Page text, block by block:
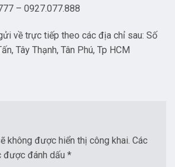
– 0927.077.888
về trực tiếp theo các địa chỉ sau: Số
Tây Thạnh, Tân Phú, Tp HCM
không được hiển thị công khai. Các
đánh dấu *